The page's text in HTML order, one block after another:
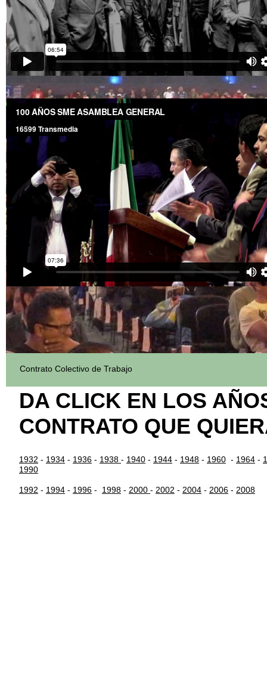
Contrato Colectivo de Trabajo
DA CLICK EN LOS
CONTRATO QUE
1932 - 1934 - 1936 - 1938 - 1940 - 1944 - 1948 - 1960 - 1964 -
1990
1992 - 1994 - 1996 - 1998 - 2000 - 2002 - 2004 - 2006 - 2008